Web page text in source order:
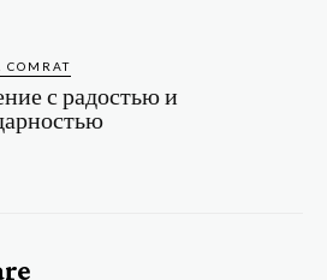
COMRAT
с радостью и